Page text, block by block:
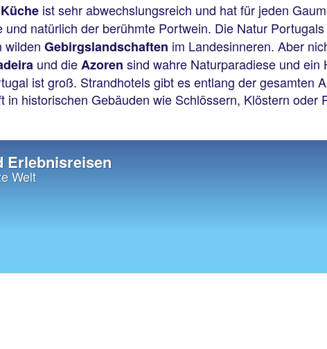
ist sehr abwechslungsreich und hat für jeden
und natürlich der berühmte Portwein. Die Natur
wilden Gebirgslandschaften im Landesinneren. Aber
und dieAzoren sind wahre Naturparadiese und ein
ist groß. Strandhotels gibt es entlang der gesamten
in historischen Gebäuden wie Schlössern, Klöstern
Erlebnisreisen
Welt